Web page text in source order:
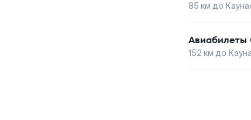
85 км до
Авиабилеты
152 км до